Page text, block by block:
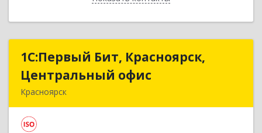
1С:Первый Бит, Красноярск,
Центральный офис
Красноярск
1С:Первый Бит, Красноярск,
Центральный офис